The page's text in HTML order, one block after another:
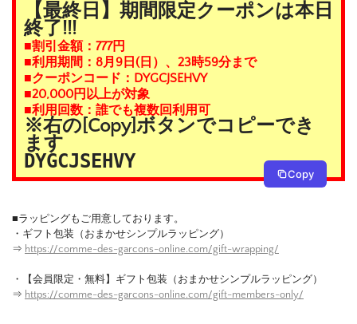
【最終日】期間限定クーポンは本日
終了!!!
■割引金額：777円
■利用期間：8月9日(日）、23時59分まで
■クーポンコード：DYGCJSEHVY
■20,000円以上が対象
■利用回数：誰でも複数回利用可
※右の[Copy]ボタンでコピーでき
ます
DYGCJSEHVY
Copy
■ラッピングもご用意しております。
・ギフト包装（おまかせシンプルラッピング）
⇒ https://comme-des-garcons-online.com/gift-wrapping/
・【会員限定・無料】ギフト包装（おまかせシンプルラッピング）
⇒ https://comme-des-garcons-online.com/gift-members-only/